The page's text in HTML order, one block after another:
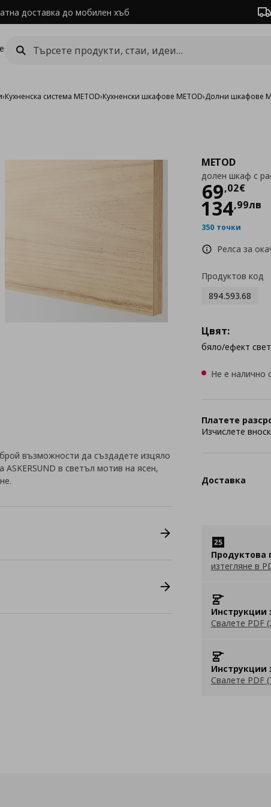
доставка до мобилен хъб
›Кухненска система METOD›Кухненски шкафове METOD›Долни шкафове
METOD
долен шкаф с
69,02€
Цена
134,99лв
350 точки
Релса за
Продуктов код
894.593.68
Цвят:
бяло/ефект
Не е налично
Платете
Изчислете
Доставка
Продуктова
изтегляне в
Инструкции
Свалете PDF
Инструкции
Свалете PDF
възможности да създадете изцяло
в светъл мотив на ясен,